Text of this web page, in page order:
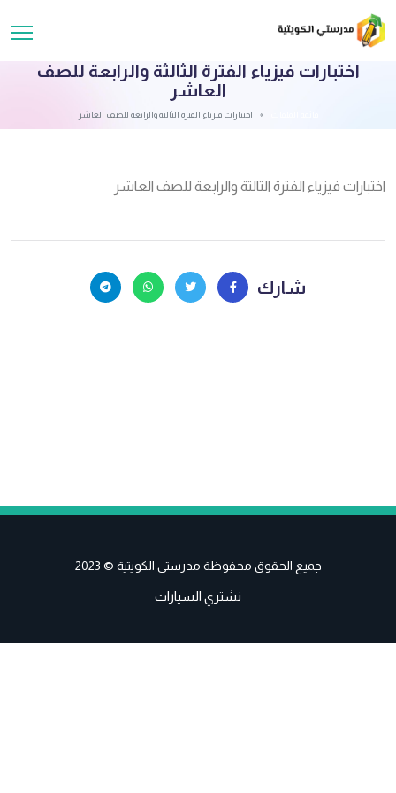
اختبارات فيزياء الفترة الثالثة والرابعة للصف
العاشر
اختبارات فيزياء الفترة الثالثة والرابعة للصف العاشر
اختبارات فيزياء الفترة الثالثة والرابعة للصف العاشر
شارك
جميع الحقوق محفوظة مدرستي الكويتية © 2023
نشتري السيارات